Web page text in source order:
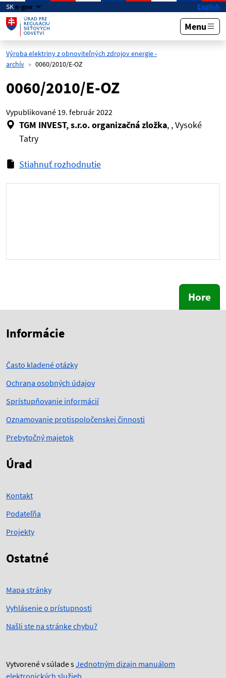
Preskočiť na hlavný obsah
SKe-gov English
Menu
Výroba elektriny z obnoviteľných zdrojov energie -
archív
0060/2010/E-OZ
0060/2010/E-OZ
Vypublikované 19. február 2022
TGM INVEST, s.r.o. organizačná zložka, , Vysoké
Tatry
Stiahnuť rozhodnutie
Hore
Informácie
Často kladené otázky
Ochrana osobných údajov
Sprístupňovanie informácií
Oznamovanie protispoločenskej činnosti
Prebytočný majetok
Úrad
Kontakt
Podateľňa
Projekty
Ostatné
Mapa stránky
Vyhlásenie o prístupnosti
Našli ste na stránke chybu?
Vytvorené v súlade sJednotným dizajn manuálom